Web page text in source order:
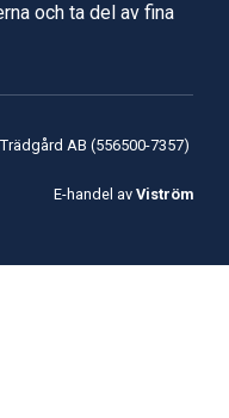
och ta del av fina
AB (556500-7357)
E-handel av Viström